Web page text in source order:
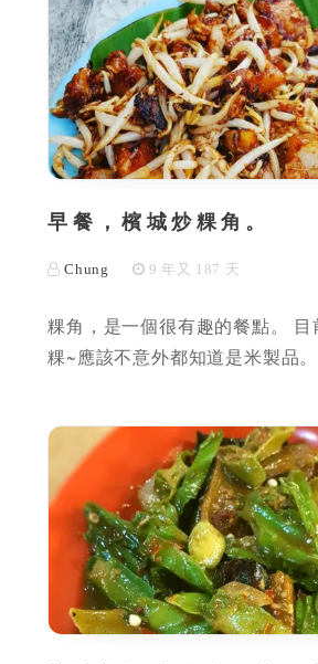
早餐，檳城炒粿角。
Chung 9 年又 187 天
粿角，是一個很有趣的餐點。 目
粿~應該不意外都知道是米製品